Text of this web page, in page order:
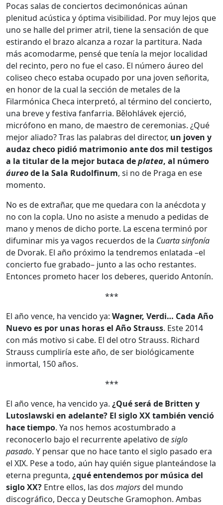
Pocas salas de conciertos decimonónicas aúnan
plenitud acústica y óptima visibilidad. Por muy lejos que
uno se halle del primer atril, tiene la sensación de que
estirando el brazo alcanza a rozar la partitura. Nada
más acomodarme, pensé que tenía la mejor localidad
del recinto, pero no fue el caso. El número áureo del
coliseo checo estaba ocupado por una joven señorita,
en honor de la cual la sección de metales de la
Filarmónica Checa interpretó, al término del concierto,
una breve y festiva fanfarria. Bělohlávek ejerció,
micrófono en mano, de maestro de ceremonias. ¿Qué
mejor aliado? Tras las palabras del director, un joven y
audaz checo pidió matrimonio ante dos mil testigos
a la titular de la mejor butaca deplatea, al número
áureode la Sala Rudolfinum, si no de Praga en ese
momento.
No es de extrañar, que me quedara con la anécdota y
no con la copla. Uno no asiste a menudo a pedidas de
mano y menos de dicho porte. La escena terminó por
difuminar mis ya vagos recuerdos de la Cuarta sinfonía
de Dvorak. El año próximo la tendremos enlatada –el
concierto fue grabado– junto a las ocho restantes.
Entonces prometo hacer los deberes, querido Antonín.
***
El año vence, ha vencido ya: Wagner, Verdi… Cada Año
Nuevo es por unas horas el Año Strauss. Este 2014
con más motivo si cabe. El del otro Strauss. Richard
Strauss cumpliría este año, de ser biológicamente
inmortal, 150 años.
***
El año vence, ha vencido ya. ¿Qué será de Britten y
Lutoslawski en adelante? El siglo XX también venció
hace tiempo. Ya nos hemos acostumbrado a
reconocerlo bajo el recurrente apelativo desiglo
pasado. Y pensar que no hace tanto el siglo pasado era
el XIX. Pese a todo, aún hay quién sigue planteándose la
eterna pregunta, ¿qué entendemos por música del
siglo XX? Entre ellos, las dos majorsdel mundo
discográfico, Decca y Deutsche Gramophon. Ambas